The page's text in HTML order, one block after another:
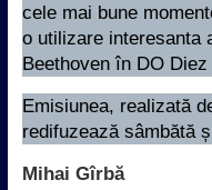
cele mai bune
o utilizare interesanta
Beethoven în DO Diez
Emisiunea, realizată
redifuzează sâmbătă
Mihai Gîrbă